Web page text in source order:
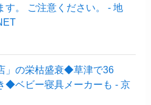
す。 ご注意ください。 - 地
」の栄枯盛衰◆草津で36
◆ベビー寝具メーカーも - 京